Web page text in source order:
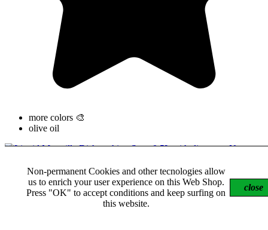
Non-permanent Cookies and other tecnologies allow
us to enrich your user experience on this Web Shop.
Press "OK" to accept conditions and keep surfing on
this website.
close
more colors 🎨
olive oil
Liquid Marseille Dishwashing Soap 0.5L with...